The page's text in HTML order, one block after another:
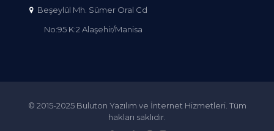
Beşeylül Mh. Sümer Oral Cd
No:95 K:2 Alaşehir/Manisa
© 2015-2025 Buluton Yazılım ve İnternet Hizmetleri. Tüm
hakları saklıdır.